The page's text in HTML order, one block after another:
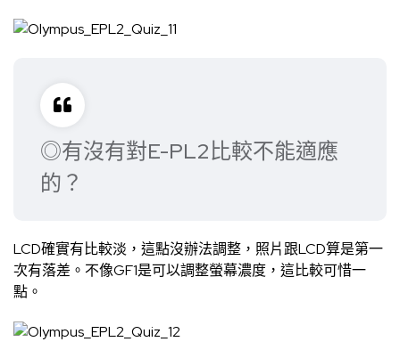
◎有沒有對E-PL2比較不能適應
的？
LCD確實有比較淡，這點沒辦法調整，照片跟LCD算是第一
次有落差。不像GF1是可以調整螢幕濃度，這比較可惜一
點。